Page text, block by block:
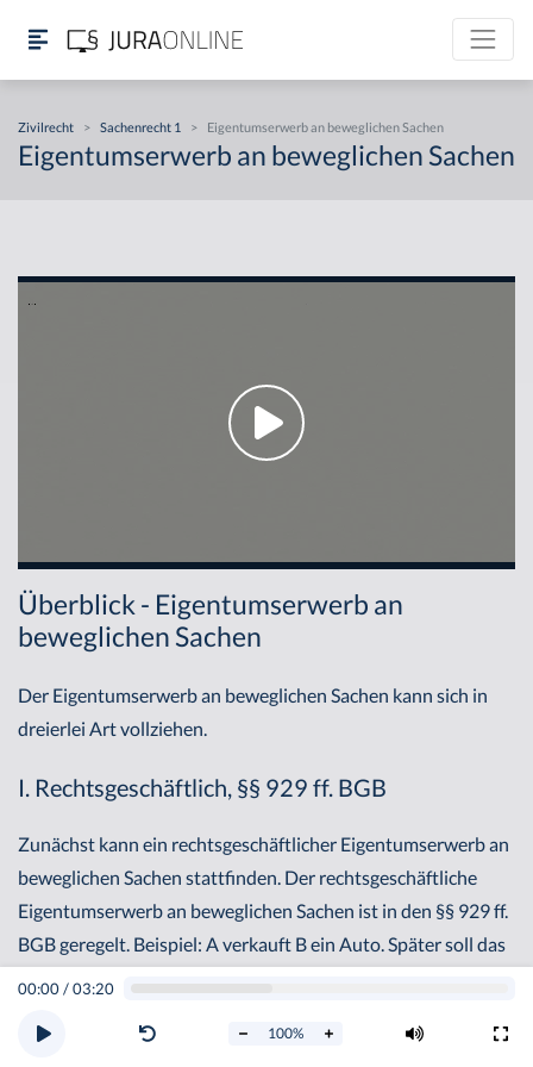
Zivilrecht > Sachenrecht 1 > Eigentumserwerb an beweglichen Sachen
Eigentumserwerb an beweglichen Sachen
00:00/03:20
100%
Überblick - Eigentumserwerb an
beweglichen Sachen
Der Eigentumserwerb an beweglichen Sachen kann sich in
dreierlei Art vollziehen.
I. Rechtsgeschäftlich, §§ 929 ff. BGB
Zunächst kann ein rechtsgeschäftlicher Eigentumserwerb an
beweglichen Sachen stattfinden. Der rechtsgeschäftliche
Eigentumserwerb an beweglichen Sachen ist in den §§ 929 ff.
BGB geregelt. Beispiel: A verkauft B ein Auto. Später soll das
Auto übereignet werden. Ein Eigentumserwerb an dem Auto
rechtsgeschäftlich, dieses mal jedoch dinglich einigen, und